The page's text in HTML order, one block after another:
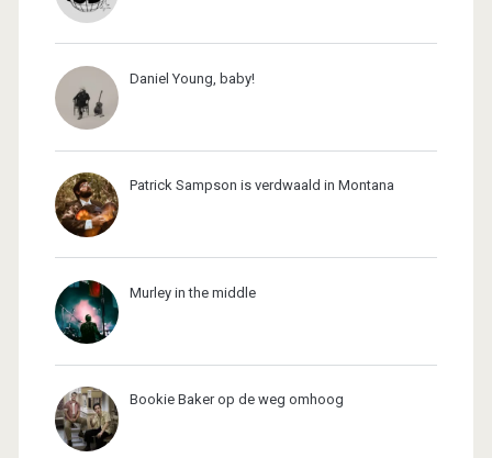
Daniel Young, baby!
Patrick Sampson is verdwaald in Montana
Murley in the middle
Bookie Baker op de weg omhoog